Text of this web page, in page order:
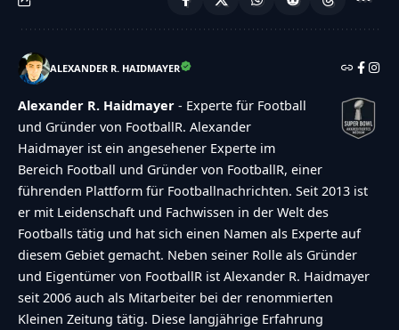
ALEXANDER R. HAIDMAYER
Alexander R. Haidmayer - Experte für Football
und Gründer von FootballR. Alexander
Haidmayer ist ein angesehener Experte im
Bereich Football und Gründer von FootballR, einer
führenden Plattform für Footballnachrichten. Seit 2013 ist
er mit Leidenschaft und Fachwissen in der Welt des
Footballs tätig und hat sich einen Namen als Experte auf
diesem Gebiet gemacht. Neben seiner Rolle als Gründer
und Eigentümer von FootballR ist Alexander R. Haidmayer
seit 2006 auch als Mitarbeiter bei der renommierten
Kleinen Zeitung tätig. Diese langjährige Erfahrung